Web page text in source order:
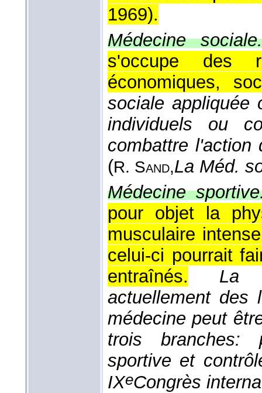
1969).
Médecine sociale.
s'occupe des
économiques,
sociale appliquée
individuels ou
combattre l'action
(R. Sand,La Méd.
Médecine
pour objet la
musculaire
celui-ci pourrait
entraînés.
La
actuellement des
médecine peut
trois branches:
sportive et
IXeCongrès